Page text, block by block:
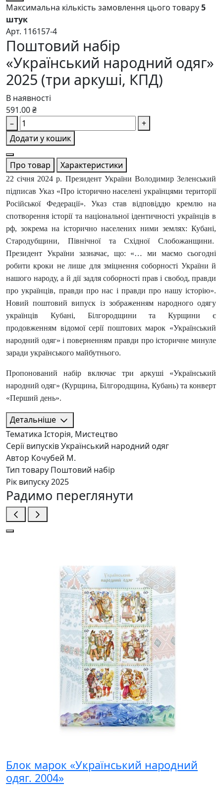
Максимальна кількість замовлення цього товару5
штук
Арт. 116157-4
Поштовий набір
«Український народний одяг»
2025 (три аркуші, КПД)
В наявності
591.00 ₴
–
+
Додати у кошик
Про товар Характеристики
22 січня 2024 р. Президент України Володимир Зеленський
підписав Указ «Про історично населені українцями території
Російської Федерації». Указ став відповіддю кремлю на
спотворення історії та національної ідентичності українців в
рф, зокрема на історично населених ними землях: Кубані,
Стародубщини, Північної та Східної Слобожанщини.
Президент України зазначає, що: «… ми маємо сьогодні
робити кроки не лише для зміцнення соборності України й
нашого народу, а й дії задля соборності прав і свобод, правди
про українців, правди про нас і правди про нашу історію».
Новий поштовий випуск із зображенням народного одягу
українців Кубані, Білгородщини та Курщини є
продовженням відомої серії поштових марок «Український
народний одяг» і поверненням правди про історичне минуле
заради українського майбутнього.
Пропонований набір включає три аркуші «Український
народний одяг» (Курщина, Білгородщина, Кубань) та конверт
«Перший день».
Детальніше
Тематика Історія, Мистецтво
Серії випусківУкраїнський народний одяг
Автор Кочубей М.
Тип товару Поштовий набір
Рік випуску2025
Радимо переглянути
Блок марок «Український народний
одяг. 2004»